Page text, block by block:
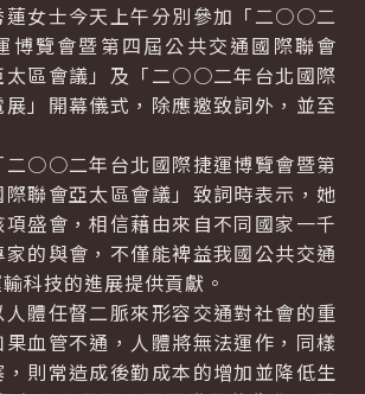
女士今天上午分別參加「二○○二
博覽會暨第四屆公共交通國際聯會
太區會議」及「二○○二年台北國際
」開幕儀式，除應邀致詞外，並至
○○二年台北國際捷運博覽會暨第
聯會亞太區會議」致詞時表示，她
盛會，相信藉由來自不同國家一千
的與會，不僅能裨益我國公共交通
科技的進展提供貢獻。
體任督二脈來形容交通對社會的重
血管不通，人體將無法運作，同樣
則常造成後勤成本的增加並降低生